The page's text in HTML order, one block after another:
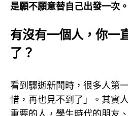
是願不願意替自己出發一次。
有沒有一個人，你一
了？
看到驟逝新聞時，很多人第
惜，再也見不到了」。其實
重要的人，學生時代的朋友